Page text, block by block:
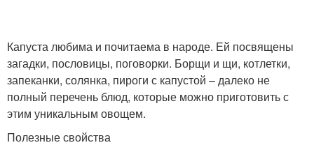
Капуста любима и почитаема в народе. Ей посвящены
загадки, пословицы, поговорки. Борщи и щи, котлетки,
запеканки, солянка, пироги с капустой – далеко не
полный перечень блюд, которые можно приготовить с
этим уникальным овощем.
Полезные свойства